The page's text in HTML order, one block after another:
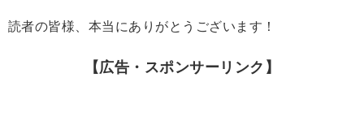
読者の皆様、本当にありがとうございます！
【広告・スポンサーリンク】